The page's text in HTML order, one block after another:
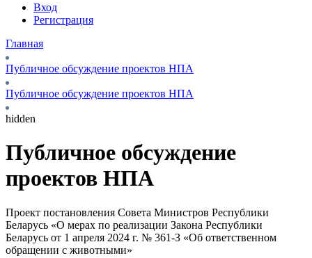
Вход
Регистрация
Главная
Публичное обсуждение проектов НПА
Публичное обсуждение проектов НПА
hidden
Публичное обсуждение
проектов НПА
Проект постановления Совета Министров Республики
Беларусь «О мерах по реализации Закона Республики
Беларусь от 1 апреля 2024 г. № 361-З «Об ответственном
обращении с животными»